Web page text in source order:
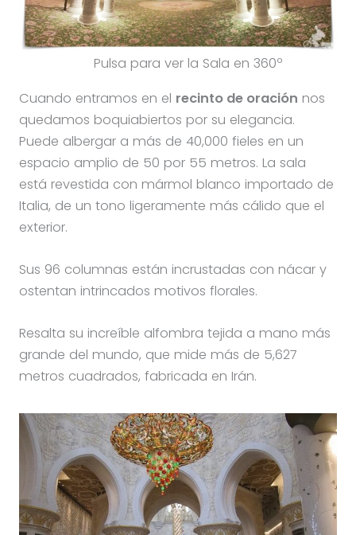
Pulsa para ver la Sala en 360º
Cuando entramos en el recinto de oración nos
quedamos boquiabiertos por su elegancia.
Puede albergar a más de 40,000 fieles en un
espacio amplio de 50 por 55 metros. La sala
está revestida con mármol blanco importado de
Italia, de un tono ligeramente más cálido que el
exterior.
Sus 96 columnas están incrustadas con nácar y
ostentan intrincados motivos florales.
Resalta su increíble alfombra tejida a mano más
grande del mundo, que mide más de 5,627
metros cuadrados, fabricada en Irán.